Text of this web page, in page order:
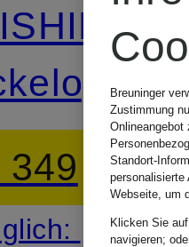
349
Breuninger
Zustimmung
Onlineangebot
Standort-
personalisierte
Webseite, um
Klicken Sie
navigieren;